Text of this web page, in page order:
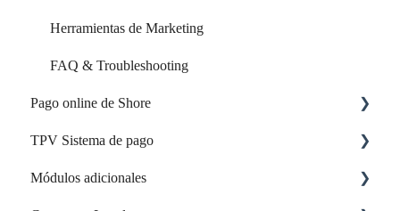
Herramientas de Marketing
FAQ & Troubleshooting
Pago online de Shore
Configuración y activación
Opciones de pago y funciones
TPV Sistema de pago
Cuenta y acceso
Módulos adicionales